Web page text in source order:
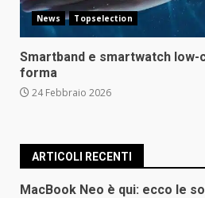
News Topselection
Smartband e smartwatch
forma
24 Febbraio 2026
ARTICOLI RECENTI
MacBook Neo è qui: ecco le